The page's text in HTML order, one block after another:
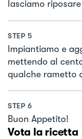
lasciamo
STEP 5
Impiantiamo e
mettendo al
qualche rametto
STEP 6
Buon Appetito!
Vota la ricetta